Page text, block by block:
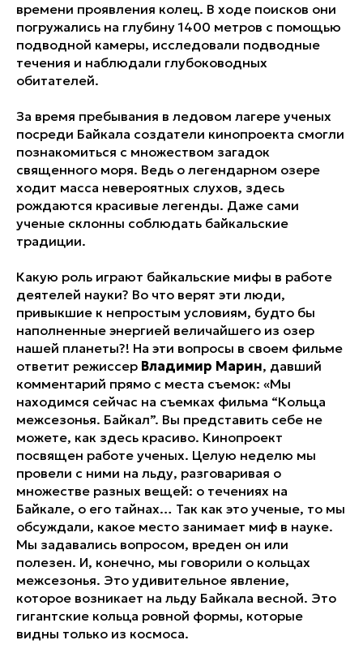
времени проявления колец. В ходе поисков они
погружались на глубину 1400 метров с помощью
подводной камеры, исследовали подводные
течения и наблюдали глубоководных
обитателей.
За время пребывания в ледовом лагере ученых
посреди Байкала создатели кинопроекта смогли
познакомиться с множеством загадок
священного моря. Ведь о легендарном озере
ходит масса невероятных слухов, здесь
рождаются красивые легенды. Даже сами
ученые склонны соблюдать байкальские
традиции.
Какую роль играют байкальские мифы в работе
деятелей науки? Во что верят эти люди,
привыкшие к непростым условиям, будто бы
наполненные энергией величайшего из озер
нашей планеты?! На эти вопросы в своем фильме
ответит режиссер Владимир Марин, давший
комментарий прямо с места съемок: «Мы
находимся сейчас на съемках фильма “Кольца
межсезонья. Байкал”. Вы представить себе не
можете, как здесь красиво. Кинопроект
посвящен работе ученых. Целую неделю мы
провели с ними на льду, разговаривая о
множестве разных вещей: о течениях на
Байкале, о его тайнах… Так как это ученые, то мы
обсуждали, какое место занимает миф в науке.
Мы задавались вопросом, вреден он или
полезен. И, конечно, мы говорили о кольцах
межсезонья. Это удивительное явление,
которое возникает на льду Байкала весной. Это
гигантские кольца ровной формы, которые
видны только из космоса.